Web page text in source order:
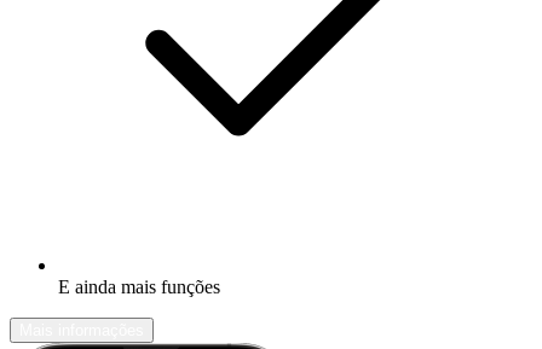
E ainda mais funções